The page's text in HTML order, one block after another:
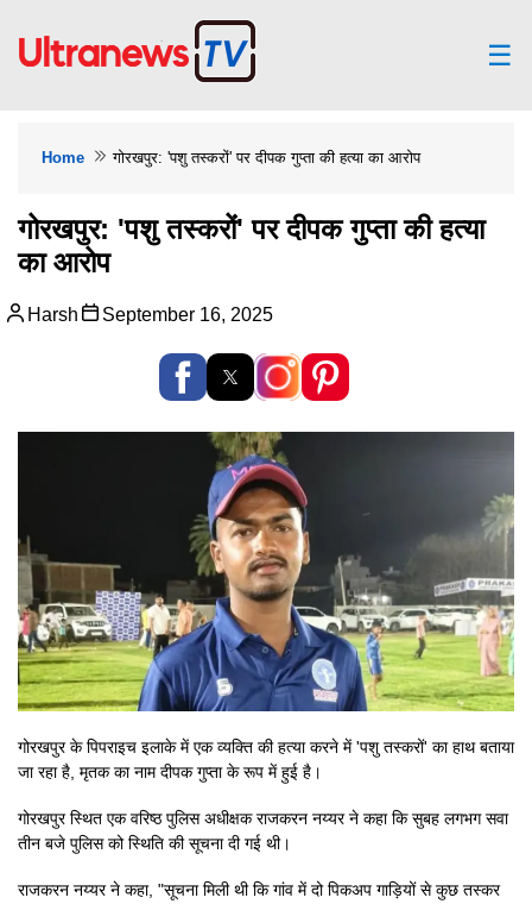
☰
Home गोरखपुर: 'पशु तस्करों' पर दीपक गुप्ता की हत्या का आरोप
गोरखपुर: 'पशु तस्करों' पर दीपक गुप्ता की हत्या
का आरोप
Harsh September 16, 2025
गोरखपुर के पिपराइच इलाके में एक व्यक्ति की हत्या करने में 'पशु तस्करों' का हाथ बताया
जा रहा है, मृतक का नाम दीपक गुप्ता के रूप में हुई है।
गोरखपुर स्थित एक वरिष्ठ पुलिस अधीक्षक राजकरन नय्यर ने कहा कि सुबह लगभग सवा
तीन बजे पुलिस को स्थिति की सूचना दी गई थी।
राजकरन नय्यर ने कहा, "सूचना मिली थी कि गांव में दो पिकअप गाड़ियों से कुछ तस्कर